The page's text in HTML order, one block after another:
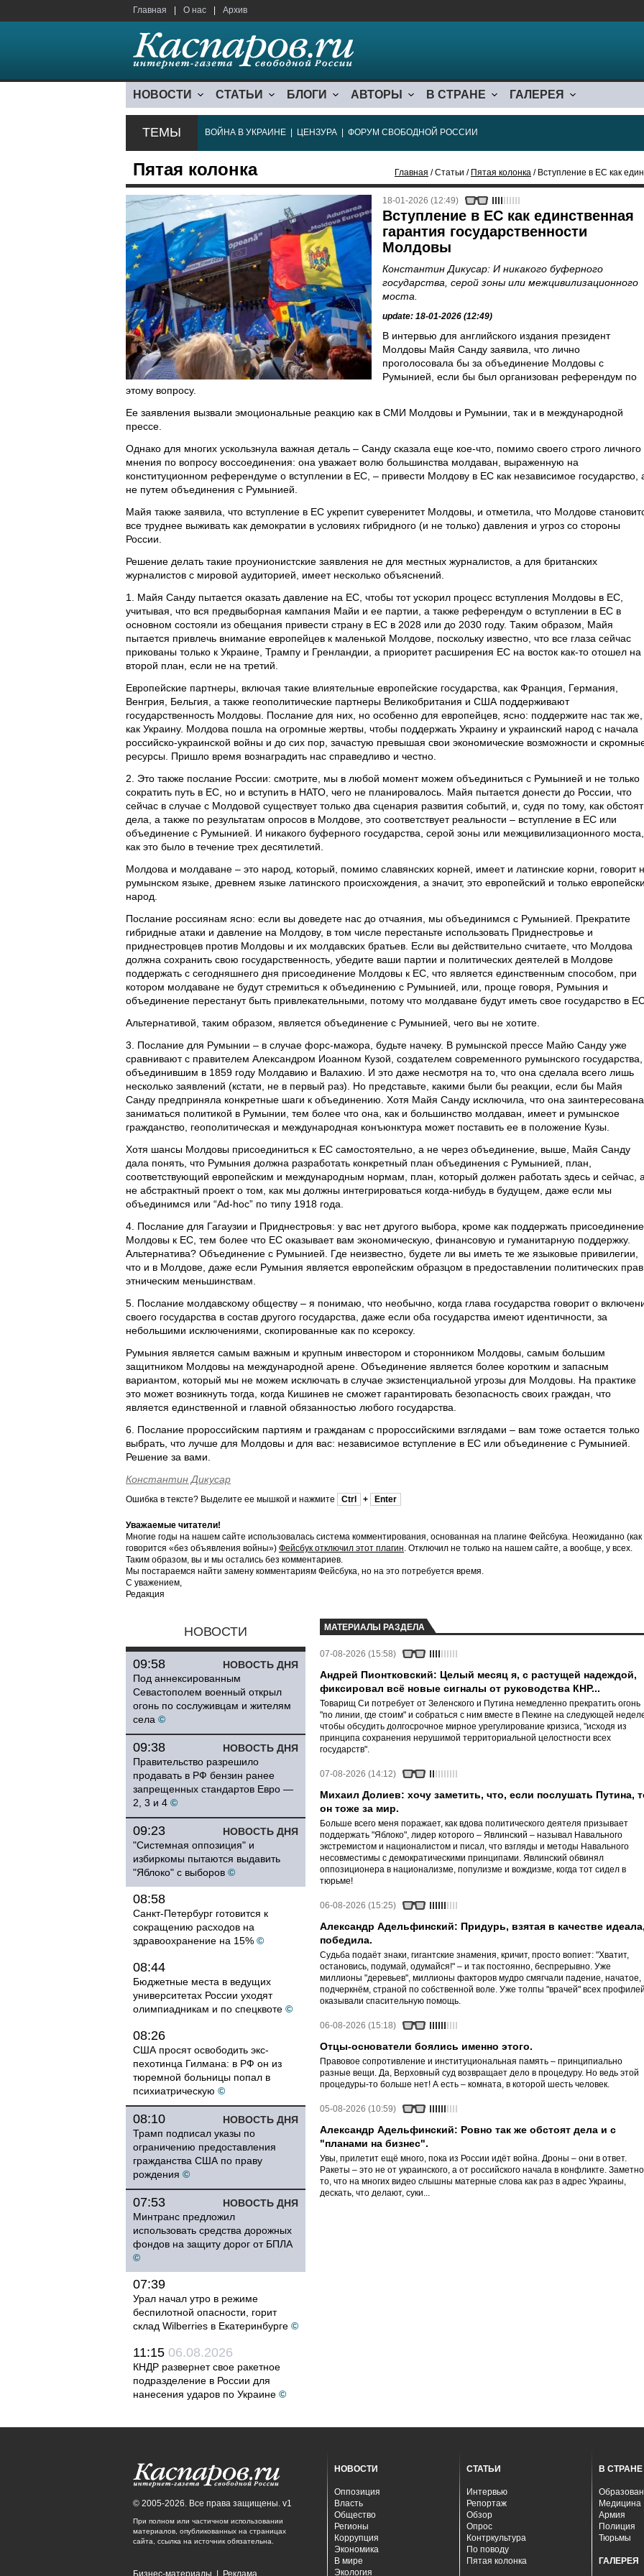
Главная О нас Архив
НОВОСТИ СТАТЬИ БЛОГИ АВТОРЫ В СТРАНЕ ГАЛЕРЕЯ
ТЕМЫ ВОЙНА В УКРАИНЕ ЦЕНЗУРА ФОРУМ СВОБОДНОЙ РОССИИ
Пятая колонка Главная / Статьи / Пятая колонка / Вступление в ЕС как
18-01-2026 (12:49)
Вступление в ЕС как единственная
гарантия государственности
Молдовы
Константин Дикусар: И никакого буферного
государства, серой зоны или межцивилизационного
моста.
update: 18-01-2026 (12:49)
В интервью для английского издания президент
Молдовы Майя Санду заявила, что лично
проголосовала бы за объединение Молдовы с
Румынией, если бы был организован референдум по
этому вопросу.
Ее заявления вызвали эмоциональные реакцию как в СМИ Молдовы и Румынии, так и в международной
прессе.
Однако для многих ускользнула важная деталь – Санду сказала еще кое-что, помимо своего строго личного
мнения по вопросу воссоединения: она уважает волю большинства молдаван, выраженную на
конституционном референдуме о вступлении в ЕС, – привести Молдову в ЕС как независимое государство,
не путем объединения с Румынией.
Майя также заявила, что вступление в ЕС укрепит суверенитет Молдовы, и отметила, что Молдове
все труднее выживать как демократии в условиях гибридного (и не только) давления и угроз со стороны
России.
Решение делать такие проунионистские заявления не для местных журналистов, а для британских
журналистов с мировой аудиторией, имеет несколько объяснений.
1. Майя Санду пытается оказать давление на ЕС, чтобы тот ускорил процесс вступления Молдовы в ЕС,
учитывая, что вся предвыборная кампания Майи и ее партии, а также референдум о вступлении в ЕС в
основном состояли из обещания привести страну в ЕС в 2028 или до 2030 году. Таким образом, Майя
пытается привлечь внимание европейцев к маленькой Молдове, поскольку известно, что все глаза сейчас
прикованы только к Украине, Трампу и Гренландии, а приоритет расширения ЕС на восток как-то отошел на
второй план, если не на третий.
Европейские партнеры, включая такие влиятельные европейские государства, как Франция, Германия,
Венгрия, Бельгия, а также геополитические партнеры Великобритания и США поддерживают
государственность Молдовы. Послание для них, но особенно для европейцев, ясно: поддержите нас так же,
как Украину. Молдова пошла на огромные жертвы, чтобы поддержать Украину и украинский народ с начала
российско-украинской войны и до сих пор, зачастую превышая свои экономические возможности и
ресурсы. Пришло время вознаградить нас справедливо и честно.
2. Это также послание России: смотрите, мы в любой момент можем объединиться с Румынией и не только
сократить путь в ЕС, но и вступить в НАТО, чего не планировалось. Майя пытается донести до России, что
сейчас в случае с Молдовой существует только два сценария развития событий, и, судя по тому, как обстоят
дела, а также по результатам опросов в Молдове, это соответствует реальности – вступление в ЕС или
объединение с Румынией. И никакого буферного государства, серой зоны или межцивилизационного моста,
как это было в течение трех десятилетий.
Молдова и молдаване – это народ, который, помимо славянских корней, имеет и латинские корни, говорит
румынском языке, древнем языке латинского происхождения, а значит, это европейский и только
народ.
Послание россиянам ясно: если вы доведете нас до отчаяния, мы объединимся с Румынией. Прекратите
гибридные атаки и давление на Молдову, в том числе перестаньте использовать Приднестровье и
приднестровцев против Молдовы и их молдавских братьев. Если вы действительно считаете, что Молдова
должна сохранить свою государственность, убедите ваши партии и политических деятелей в Молдове
поддержать с сегодняшнего дня присоединение Молдовы к ЕС, что является единственным способом, при
котором молдаване не будут стремиться к объединению с Румынией, или, проще говоря, Румыния и
объединение перестанут быть привлекательными, потому что молдаване будут иметь свое государство в
Альтернативой, таким образом, является объединение с Румынией, чего вы не хотите.
3. Послание для Румынии – в случае форс-мажора, будьте начеку. В румынской прессе Майю Санду уже
сравнивают с правителем Александром Иоанном Кузой, создателем современного румынского государства,
объединившим в 1859 году Молдавию и Валахию. И это даже несмотря на то, что она сделала всего лишь
несколько заявлений (кстати, не в первый раз). Но представьте, какими были бы реакции, если бы Майя
Санду предприняла конкретные шаги к объединению. Хотя Майя Санду исключила, что она заинтересована
заниматься политикой в Румынии, тем более что она, как и большинство молдаван, имеет и румынское
гражданство, геополитическая и международная конъюнктура может поставить ее в положение Кузы.
Хотя шансы Молдовы присоединиться к ЕС самостоятельно, а не через объединение, выше, Майя Санду
дала понять, что Румыния должна разработать конкретный план объединения с Румынией, план,
соответствующий европейским и международным нормам, план, который должен работать здесь и сейчас, а
не абстрактный проект о том, как мы должны интегрироваться когда-нибудь в будущем, даже если мы
объединимся или “Ad-hoc” по типу 1918 года.
4. Послание для Гагаузии и Приднестровья: у вас нет другого выбора, кроме как поддержать присоединение
Молдовы к ЕС, тем более что ЕС оказывает вам экономическую, финансовую и гуманитарную поддержку.
Альтернатива? Объединение с Румынией. Где неизвестно, будете ли вы иметь те же языковые привилегии,
что и в Молдове, даже если Румыния является европейским образцом в предоставлении политических прав
этническим меньшинствам.
5. Послание молдавскому обществу – я понимаю, что необычно, когда глава государства говорит о
своего государства в состав другого государства, даже если оба государства имеют идентичности, за
небольшими исключениями, скопированные как по ксероксу.
Румыния является самым важным и крупным инвестором и сторонником Молдовы, самым большим
защитником Молдовы на международной арене. Объединение является более коротким и запасным
вариантом, который мы не можем исключать в случае экзистенциальной угрозы для Молдовы. На практике
это может возникнуть тогда, когда Кишинев не сможет гарантировать безопасность своих граждан, что
является единственной и главной обязанностью любого государства.
6. Послание пророссийским партиям и гражданам с пророссийскими взглядами – вам тоже остается только
выбрать, что лучше для Молдовы и для вас: независимое вступление в ЕС или объединение с Румынией.
Решение за вами.
Константин Дикусар
Ошибка в тексте? Выделите ее мышкой и нажмите Ctrl + Enter
Уважаемые читатели!
Многие годы на нашем сайте использовалась система комментирования, основанная на плагине Фейсбука. Неожиданно (как
говорится «без объявления войны») Фейсбук отключил этот плагин. Отключил не только на нашем сайте, а вообще, у всех.
Таким образом, вы и мы остались без комментариев.
Мы постараемся найти замену комментариям Фейсбука, но на это потребуется время.
С уважением,
Редакция
НОВОСТИ
НОВОСТЬ ДНЯ
09:58
Под аннексированным
Севастополем военный открыл
огонь по сослуживцам и жителям
села ©
НОВОСТЬ ДНЯ
09:38
Правительство разрешило
продавать в РФ бензин ранее
запрещенных стандартов Евро —
2, 3 и 4 ©
НОВОСТЬ ДНЯ
09:23
"Системная оппозиция" и
избиркомы пытаются выдавить
"Яблоко" с выборов ©
08:58
Санкт-Петербург готовится к
сокращению расходов на
здравоохранение на 15% ©
08:44
Бюджетные места в ведущих
университетах России уходят
олимпиадникам и по спецквоте ©
08:26
США просят освободить экс-
пехотинца Гилмана: в РФ он из
тюремной больницы попал в
психиатрическую ©
НОВОСТЬ ДНЯ
08:10
Трамп подписал указы по
ограничению предоставления
гражданства США по праву
рождения ©
НОВОСТЬ ДНЯ
07:53
Минтранс предложил
использовать средства дорожных
фондов на защиту дорог от БПЛА
©
07:39
Урал начал утро в режиме
беспилотной опасности, горит
склад Wilberries в Екатеринбурге ©
11:15 06.08.2026
КНДР развернет свое ракетное
подразделение в России для
нанесения ударов по Украине ©
МАТЕРИАЛЫ РАЗДЕЛА
07-08-2026 (15:58)
Андрей Пионтковский: Целый месяц я, с растущей надеждой,
фиксировал всё новые сигналы от руководства КНР...
Товарищ Си потребует от Зеленского и Путина немедленно прекратить огонь
"по линии, где стоим" и собраться с ним вместе в Пекине на следующей
чтобы обсудить долгосрочное мирное урегулирование кризиса, "исходя из
принципа сохранения нерушимой территориальной целостности всех
государств".
07-08-2026 (14:12)
Михаил Долиев: хочу заметить, что, если послушать Путина,
он тоже за мир.
Больше всего меня поражает, как вдова политического деятеля призывает
поддержать "Яблоко", лидер которого – Явлинский – называл Навального
экстремистом и националистом и писал, что взгляды и методы Навального
несовместимы с демократическими принципами. Явлинский обвинял
оппозиционера в национализме, популизме и вождизме, когда тот сидел в
тюрьме!
06-08-2026 (15:25)
Александр Адельфинский: Придурь, взятая в качестве идеала,
победила.
Судьба подаёт знаки, гигантские знамения, кричит, просто вопиет: "Хватит,
остановись, подумай, одумайся!" – и так постоянно, беспрерывно. Уже
миллионы "деревьев", миллионы факторов мудро смягчали падение, начатое,
подчеркнём, страной по собственной воле. Уже толпы "врачей" всех профилей
оказывали спасительную помощь.
06-08-2026 (15:18)
Отцы-основатели боялись именно этого.
Правовое сопротивление и институциональная память – принципиально
разные вещи. Да, Верховный суд возвращает дело в процедуру. Но ведь этой
процедуры-то больше нет! А есть – комната, в которой шесть человек.
05-08-2026 (10:59)
Александр Адельфинский: Ровно так же обстоят дела и с
"планами на бизнес".
Увы, прилетит ещё много, пока из России идёт война. Дроны – они в ответ.
Ракеты – это не от украинского, а от российского начала в конфликте.
то, что на многих видео слышны матерные слова как раз в адрес Украины,
дескать, что делают, суки...
© 2005-2026. Все права защищены. v1
При полном или частичном использовании
материалов, опубликованных на страницах
сайта, ссылка на источник обязательна.
Бизнес-материалы Реклама
НОВОСТИ
Оппозиция
Власть
Общество
Регионы
Коррупция
Экономика
В мире
Экология
СТАТЬИ
Интервью
Репортаж
Обзор
Опрос
Контркультура
По поводу
Пятая колонка
В СТРАНЕ
Медицина
Армия
Полиция
Тюрьмы
ГАЛЕРЕЯ